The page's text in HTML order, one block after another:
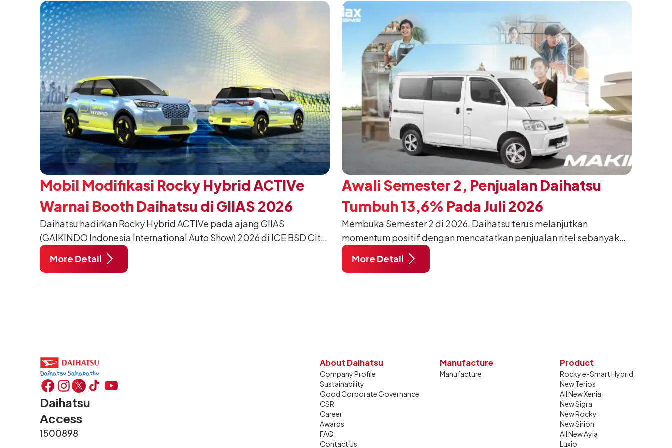
pada 5 Agustus 2026.
mengubah karakter tangguh yang telah menjadi ciri khas Terios.
Mobil Modifikasi Rocky Hybrid ACTIVe
Warnai Booth Daihatsu di GIIAS 2026
Daihatsu hadirkan Rocky Hybrid ACTIVe pada ajang GIIAS
(GAIKINDO Indonesia International Auto Show) 2026 di ICE BSD City,
Tangerang. Terdapat 2 unit Rocky Hybrid yang dimodifikasi untuk
menghadirkan sarana inspirasi bagi pengunjung mendukung gaya
More Detail
Awali Semester 2, Penjualan Daihatsu
Tumbuh 13,6% Pada Juli 2026
Membuka Semester 2 di 2026, Daihatsu terus melanjutkan
momentum positif dengan mencatatkan penjualan ritel sebanyak
12.750 unit pada Juli 2026. Capaian tersebut tumbuh 13,6%
dibandingkan periode yang sama tahun lalu sebanyak 11.220 unit,
More Detail
Daihatsu
Access
1500898
About Daihatsu
Company Profile
Sustainability
Good Corporate Governance
CSR
Career
Awards
FAQ
Contact Us
Manufacture
Manufacture
Product
Rocky e-Smart Hybrid
New Terios
All New Xenia
New Sigra
New Rocky
New Sirion
All New Ayla
Luxio